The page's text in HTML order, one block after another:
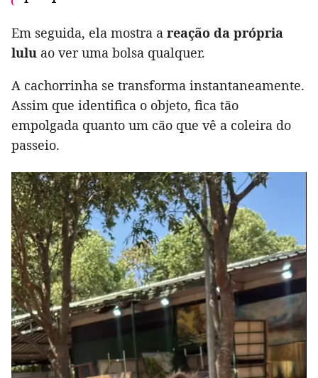
Em seguida, ela mostra a reação da própria
lulu ao ver uma bolsa qualquer.
A cachorrinha se transforma instantaneamente.
Assim que identifica o objeto, fica tão
empolgada quanto um cão que vê a coleira do
passeio.